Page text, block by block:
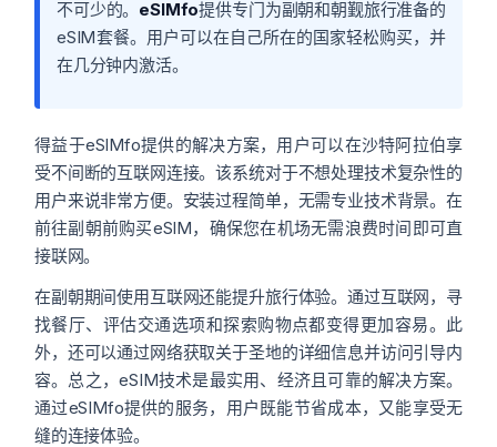
不可少的。 eSIMfo提供专门为副朝和朝觐旅行准备的
eSIM套餐。用户可以在自己所在的国家轻松购买，并
在几分钟内激活。
得益于eSIMfo提供的解决方案，用户可以在沙特阿拉伯享
受不间断的互联网连接。该系统对于不想处理技术复杂性的
用户来说非常方便。安装过程简单，无需专业技术背景。在
前往副朝前购买eSIM，确保您在机场无需浪费时间即可直
接联网。
在副朝期间使用互联网还能提升旅行体验。通过互联网，寻
找餐厅、评估交通选项和探索购物点都变得更加容易。此
外，还可以通过网络获取关于圣地的详细信息并访问引导内
容。总之，eSIM技术是最实用、经济且可靠的解决方案。
通过eSIMfo提供的服务，用户既能节省成本，又能享受无
缝的连接体验。